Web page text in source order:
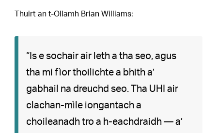
Thuirt an t-Ollamh Brian Williams:
“Is e sochair air leth a tha seo, agus
tha mi fìor thoilichte a bhith a’
gabhail na dreuchd seo. Tha UHI air
clachan-mìle iongantach a
choileanadh tro a h-eachdraidh — a’